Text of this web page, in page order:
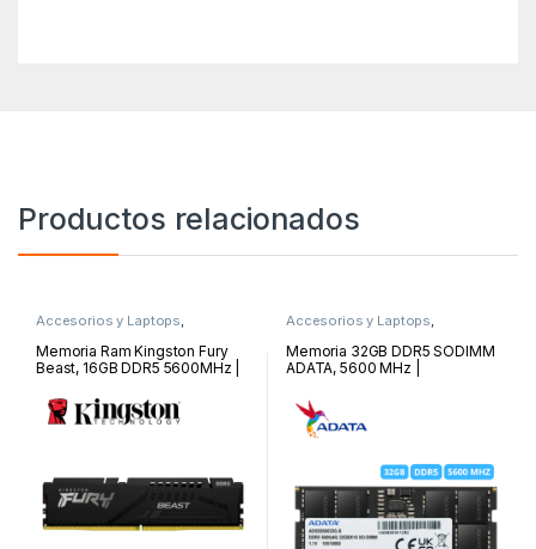
Productos relacionados
Accesorios y Laptops,
Memoria Ram Kingston Fury
Beast, 16GB DDR5 5600MHz |
Accesorios y Laptops,
Memoria 32GB DDR5 SODIMM
ADATA, 5600 MHz |